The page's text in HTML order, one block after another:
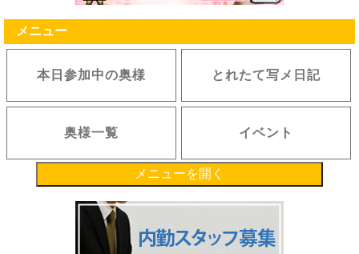
メニュー
本日参加中の奥様 とれたて写メ日記
奥様一覧 イベント
メニューを開く